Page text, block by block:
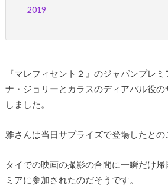
2019
『マレフィセント２』のジャパンプレ
ナ・ジョリーとカラスのディアバル役
しました。
雅さんは当日サプライズで登場したとの
タイでの映画の撮影の合間に一瞬だけ
ミアに参加されたのだそうです。